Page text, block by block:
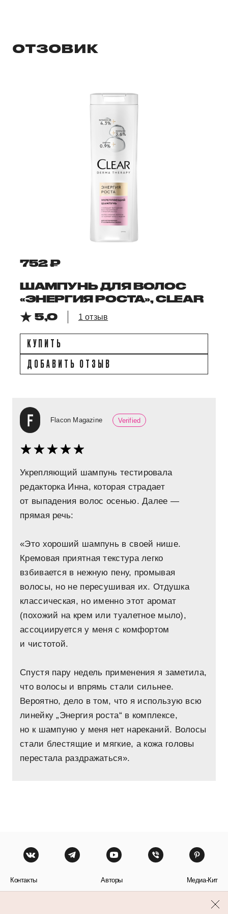
ОТЗОВИК
752 ₽
ШАМПУНЬ ДЛЯ ВОЛОС
«ЭНЕРГИЯ РОСТА», CLEAR
5,0
1 отзыв
КУПИТЬ
ДОБАВИТЬ ОТЗЫВ
Flacon Magazine Verified
Укрепляющий шампунь тестировала
редакторка Инна, которая страдает
от выпадения волос осенью. Далее —
прямая речь:
«Это хороший шампунь в своей нише.
Кремовая приятная текстура легко
взбивается в нежную пену, промывая
волосы, но не пересушивая их. Отдушка
классическая, но именно этот аромат
(похожий на крем или туалетное мыло),
ассоциируется у меня с комфортом
и чистотой.
Спустя пару недель применения я заметила,
что волосы и впрямь стали сильнее.
Вероятно, дело в том, что я использую всю
линейку „Энергия роста“ в комплексе,
но к шампуню у меня нет нареканий. Волосы
стали блестящие и мягкие, а кожа головы
перестала раздражаться».
Контакты Авторы Медиа-Кит